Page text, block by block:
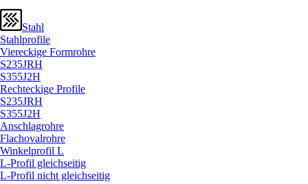
Stahl
Stahlprofile
Viereckige Formrohre
S235JRH
S355J2H
Rechteckige Profile
S235JRH
S355J2H
Anschlagrohre
Flachovalrohre
Winkelprofil L
L-Profil gleichseitig
L-Profil nicht gleichseitig